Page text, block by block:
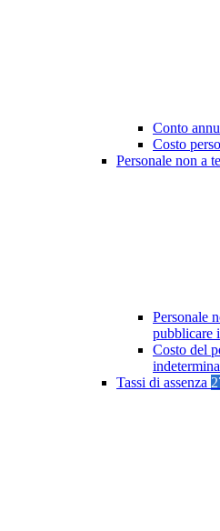
Conto
Costo
Personale non a
Personale
pubblicare
Costo del
Tassi di assenza